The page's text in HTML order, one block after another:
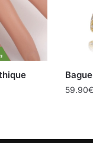
59.90€